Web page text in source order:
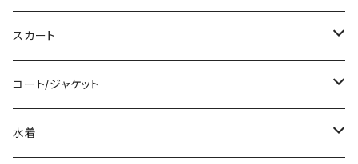
ロング/マキシ
袖付き
ノースリーブ
タンクトップ/キャミソール
シャツ/ブラウス
ベアトップ/チューブトップ
ショート丈
クロップド丈
ロング丈
スカート
ミニ/ショート
ミディアム/ミモレ
コート/ジャケット
コート
水着